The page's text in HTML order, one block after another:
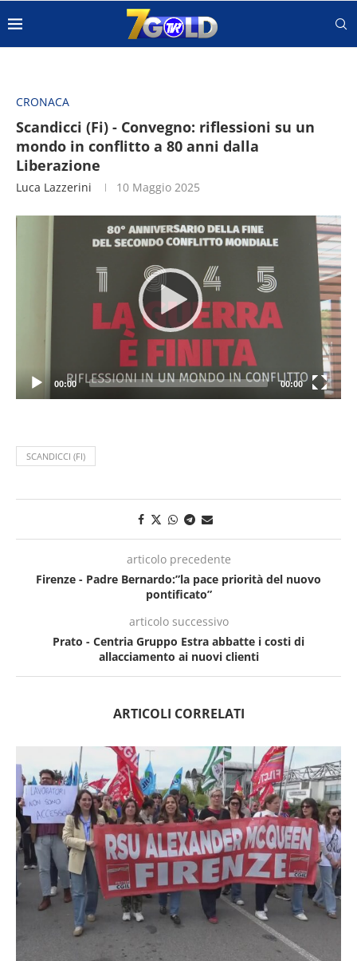
CRONACA
Scandicci (Fi) - Convegno: riflessioni su un
mondo in conflitto a 80 anni dalla
Liberazione
Luca Lazzerini 10 Maggio 2025
Video
00:00 00:00
SCANDICCI (FI)
articolo precedente
Firenze - Padre Bernardo:”la pace priorità del nuovo
pontificato”
articolo successivo
Prato - Centria Gruppo Estra abbatte i costi di
allacciamento ai nuovi clienti
ARTICOLI CORRELATI